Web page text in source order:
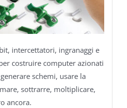
intercettatori, ingranaggi e
costruire computer azionati
schemi, usare la
sottrarre, moltiplicare,
ancora.